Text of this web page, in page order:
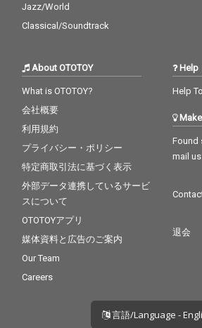
Jazz/World
Classical/Soundtrack
About OTOTOY
What is OTOTOY?
会社概要
利用規約
プライバシー・ポリシー
特定商取引法に基づく表示
外部データ連携しているサービ
スについて
OTOTOYアプリ
媒体資料と広告のご案内
Our Team
Careers
Help
Help
Found
mail us
退会
言語/Language -